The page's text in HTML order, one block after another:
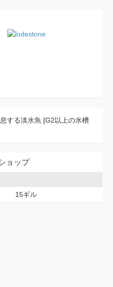
する淡水魚 [G2以上の水槽
ョップ
15ギル